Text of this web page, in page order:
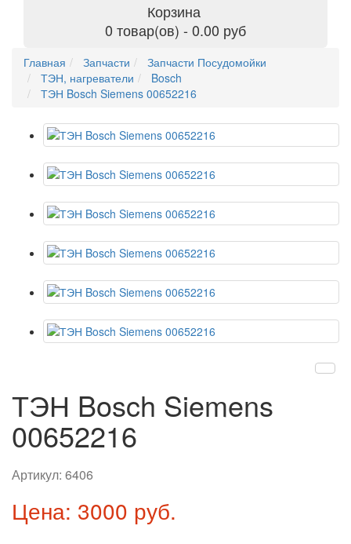
Корзина
0 товар(ов) - 0.00 руб
Главная Запчасти
Запчасти Посудомойки
ТЭН, нагреватели
Bosch
ТЭН Bosch Siemens 00652216
ТЭН Bosch Siemens
00652216
Артикул: 6406
Цена: 3000 руб.